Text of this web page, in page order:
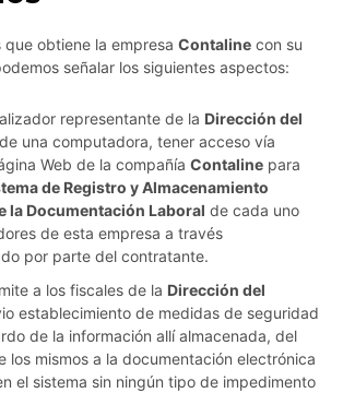
que obtiene la empresa Contaline con su
señalar los siguientes aspectos:
representante de la Dirección del
una computadora, tener acceso vía
Web de la compañía Contaline para
de Registro y Almacenamiento
la Documentación Laboral de cada uno
de esta empresa a través
por parte del contratante.
a los fiscales de la Dirección del
establecimiento de medidas de seguridad
de la información allí almacenada, del
los mismos a la documentación electrónica
el sistema sin ningún tipo de impedimento